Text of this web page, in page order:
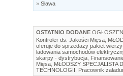
» Sława
OSTATNIO DODANE
Kontroler ds. Jakości Mięsa
oferuje do sprzedaży pakiet
ładowania samochodów
skarpy - dystrybucja
Mięsa MŁODSZY SPECJALISTA
TECHNOLOGII
Pracownik